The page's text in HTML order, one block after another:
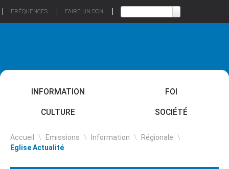
FRÉQUENCES FAIRE UN DON
INFORMATION FOI
CULTURE SOCIÉTÉ
Accueil \ Emissions \ Information \ Régionale \
Eglise Actualité